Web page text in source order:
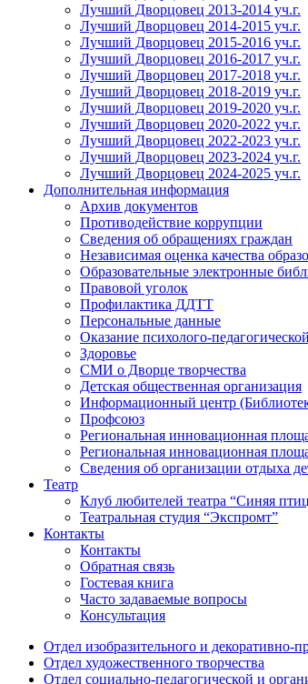
Лучший Дворцовец 2013-2014 уч.г.
Лучший Дворцовец 2014-2015 уч.г.
Лучший Дворцовец 2015-2016 уч.г.
Лучший Дворцовец 2016-2017 уч.г.
Лучший Дворцовец 2017-2018 уч.г.
Лучший Дворцовец 2018-2019 уч.г.
Лучший Дворцовец 2019-2020 уч.г.
Лучший Дворцовец 2020-2022 уч.г.
Лучший Дворцовец 2022-2023 уч.г.
Лучший Дворцовец 2023-2024 уч.г.
Лучший Дворцовец 2024-2025 уч.г.
Дополнительная информация
Архив документов
Противодействие коррупции
Сведения об обращениях граждан
Независимая оценка качества
Образовательные электронные
Правовой уголок
Профилактика ДДТТ
Персональные данные
Оказание психолого-
Здоровье
СМИ о Дворце творчества
Детская общественная организация
Информационный центр
Профсоюз
Региональная инновационная
Региональная инновационная
Сведения об организации отдыха
Театр
Клуб любителей театра “Синяя
Театральная студия “Экспромт”
Контакты
Контакты
Обратная связь
Гостевая книга
Часто задаваемые вопросы
Консультация
Отдел изобразительного и декоративно-
Отдел художественного творчества
Отдел социально-педагогической и